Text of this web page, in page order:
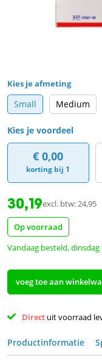
Kies je afmeting
Small Medium
Kies je voordeel
€ 0,00
korting bij 1
30,19excl. btw: 24,95
Op voorraad
Vandaag besteld,
voeg toe aan
Direct uit voorraad
Productinformatie